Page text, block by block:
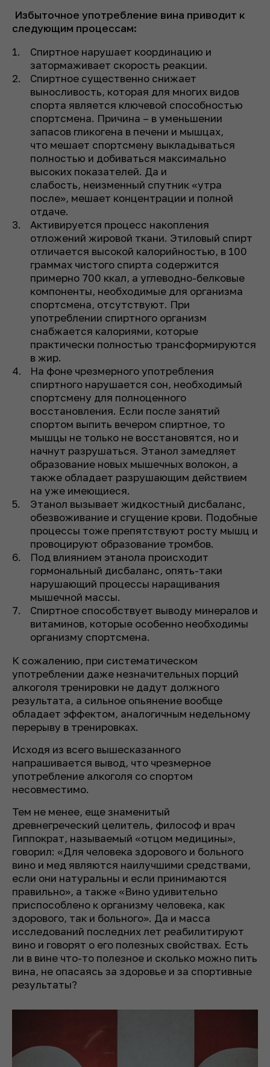
Избыточное употребление вина приводит к
следующим процессам:
Спиртное нарушает координацию и
затормаживает скорость реакции.
Спиртное существенно снижает
выносливость, которая для многих видов
спорта является ключевой способностью
спортсмена. Причина – в уменьшении
запасов гликогена в печени и мышцах,
что мешает спортсмену выкладываться
полностью и добиваться максимально
высоких показателей. Да и
слабость, неизменный спутник «утра
после», мешает концентрации и полной
отдаче.
Активируется процесс накопления
отложений жировой ткани. Этиловый спирт
отличается высокой калорийностью, в 100
граммах чистого спирта содержится
примерно 700 ккал, а углеводно-белковые
компоненты, необходимые для организма
спортсмена, отсутствуют. При
употреблении спиртного организм
снабжается калориями, которые
практически полностью трансформируются
в жир.
На фоне чрезмерного употребления
спиртного нарушается сон, необходимый
спортсмену для полноценного
восстановления. Если после занятий
спортом выпить вечером спиртное, то
мышцы не только не восстановятся, но и
начнут разрушаться. Этанол замедляет
образование новых мышечных волокон, а
также обладает разрушающим действием
на уже имеющиеся.
Этанол вызывает жидкостный дисбаланс,
обезвоживание и сгущение крови. Подобные
процессы тоже препятствуют росту мышц и
провоцируют образование тромбов.
Под влиянием этанола происходит
гормональный дисбаланс, опять-таки
нарушающий процессы наращивания
мышечной массы.
Спиртное способствует выводу минералов и
витаминов, которые особенно необходимы
организму спортсмена.
К сожалению, при систематическом
употреблении даже незначительных порций
алкоголя тренировки не дадут должного
результата, а сильное опьянение вообще
обладает эффектом, аналогичным недельному
перерыву в тренировках.
Исходя из всего вышесказанного
напрашивается вывод, что чрезмерное
употребление алкоголя со спортом
несовместимо.
Тем не менее, еще знаменитый
древнегреческий целитель, философ и врач
Гиппократ, называемый «отцом медицины»,
говорил: «Для человека здорового и больного
вино и мед являются наилучшими средствами,
если они натуральны и если принимаются
правильно», а также «Вино удивительно
приспособлено к организму человека, как
здорового, так и больного». Да и масса
исследований последних лет реабилитируют
вино и говорят о его полезных свойствах. Есть
ли в вине что-то полезное и сколько можно пить
вина, не опасаясь за здоровье и за спортивные
результаты?